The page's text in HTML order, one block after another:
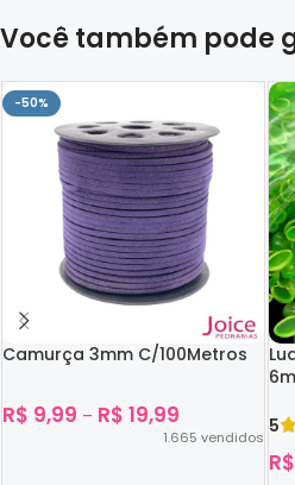
Você também pode
-50%
Camurça 3mm C/100Metros
R$ 9,99 – R$ 19,99
1.665 vendidos
5
R$